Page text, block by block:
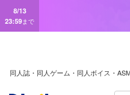
8/13
23:59まで
同人誌・同人ゲーム・同人ボイス・